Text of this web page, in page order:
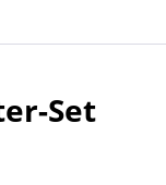
Set